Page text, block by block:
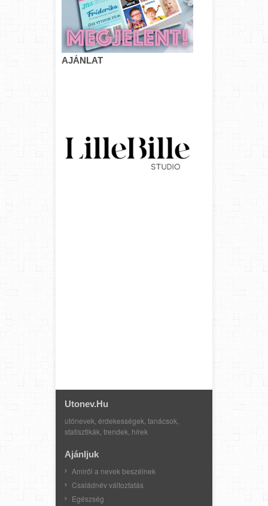
AJÁNLAT
Utonev.hu
utónevek, érdekességek, tanácsok,
statisztikák, trendek, hírek
Ajánljuk
Amiről a nevek beszélnek
Családnév változtatás
Egészség